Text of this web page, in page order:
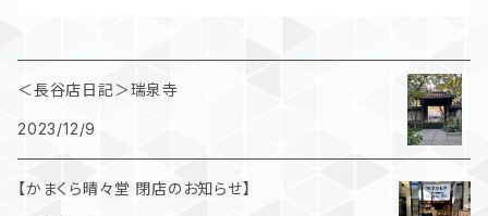
＜長谷店日記＞瑞泉寺
2023/12/9
【かまくら晴々堂 閉店のお知らせ】